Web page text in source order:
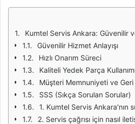
Kumtel Servis Ankara: Güvenilir
Güvenilir Hizmet Anlayışı
Hızlı Onarım Süreci
Kaliteli Yedek Parça
Müşteri Memnuniyeti ve Geri
SSS (Sıkça Sorulan Sorular)
1. Kumtel Servis Ankara'nın
2. Servis çağrısı için nasıl